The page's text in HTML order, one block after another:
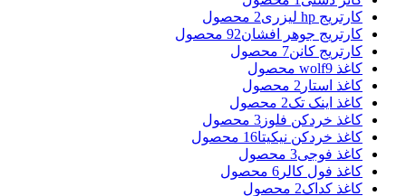
کارتریج hp لیزری
2 محصول
کارتریج جوهر افشان92 محصول
کارتریج کانن7 محصول
کاغذ wolf 9 محصول
کاغذ استار 2 محصول
کاغذ اینک تک2 محصول
کاغذ خردکن فلوز 3 محصول
کاغذ خردکن نیکیتا16 محصول
کاغذ فوجی3 محصول
کاغذ فول کالر 6 محصول
کاغذ کداک2 محصول